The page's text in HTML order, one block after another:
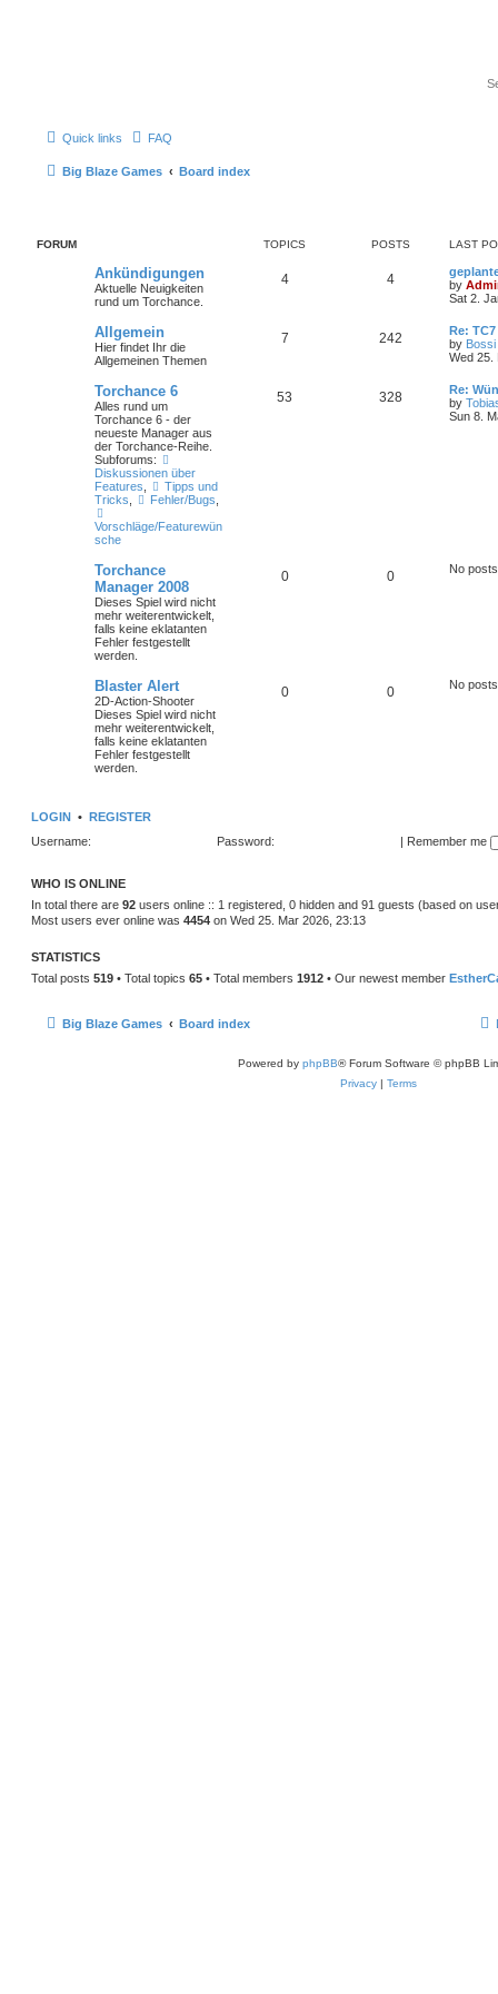
Quick links FAQ
Big Blaze Games Board index
FORUM TOPICS POSTS LAST
Ankündigungen
Aktuelle Neuigkeiten
rund um Torchance.
4 4
by
Sat 2.
Allgemein
Hier findet Ihr die
Allgemeinen Themen
7 242
Re: TC7
by Bossi
Wed 25.
Torchance 6
Alles rund um
Torchance 6 - der
neueste Manager aus
der Torchance-Reihe.
Subforums:
Diskussionen über
Features
Tipps und
Tricks
Fehler/Bugs
Vorschläge/Featurewün
sche
53 328
Re:
by
Sun 8.
Torchance
Manager 2008
Dieses Spiel wird nicht
mehr weiterentwickelt,
falls keine eklatanten
Fehler festgestellt
werden.
0 0 No posts
Blaster Alert
2D-Action-Shooter
Dieses Spiel wird nicht
mehr weiterentwickelt,
falls keine eklatanten
Fehler festgestellt
werden.
0 0 No posts
LOGIN • REGISTER
Username:
Password: Remember me
WHO IS ONLINE
In total there are 92 users online :: 1 registered, 0 hidden and 91 guests (based on
Most users ever online was 4454 on Wed 25. Mar 2026, 23:13
STATISTICS
Total posts 519 • Total topics 65 • Total members 1912 • Our newest member
Big Blaze Games Board index
Powered by phpBB® Forum Software © phpBB
Privacy | Terms